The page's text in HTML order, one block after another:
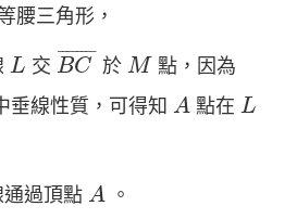
腰三角形，
L
L 交
¯¯¯¯¯¯¯¯
BC
BC¯
於 M
M 點，因為
垂線性質，可得知 A
A 點在 L
L
過頂點 A
A 。